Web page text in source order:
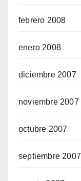
febrero 2008
enero 2008
diciembre 2007
noviembre 2007
octubre 2007
septiembre 2007